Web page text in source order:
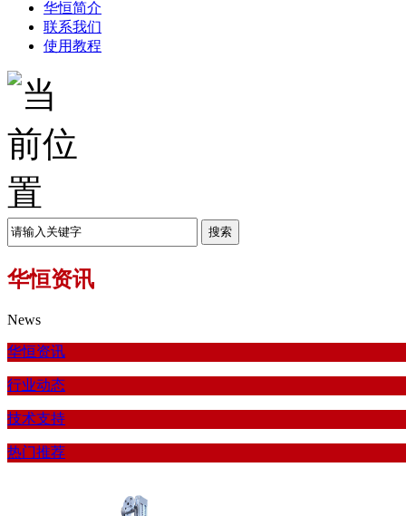
华恒简介
联系我们
使用教程
华恒资讯
News
华恒资讯
行业动态
技术支持
热门推荐